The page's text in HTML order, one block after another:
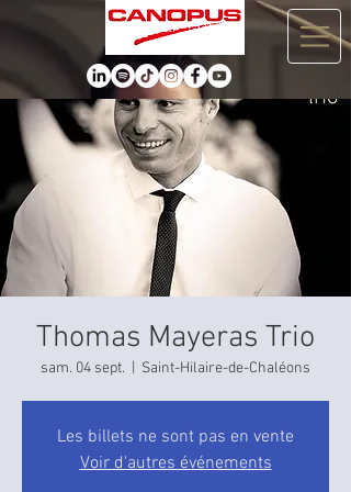
Thomas Mayeras Trio
sam. 04 sept. Saint-Hilaire-de-Chaléons
Les billets ne sont pas en vente
Voir d'autres événements